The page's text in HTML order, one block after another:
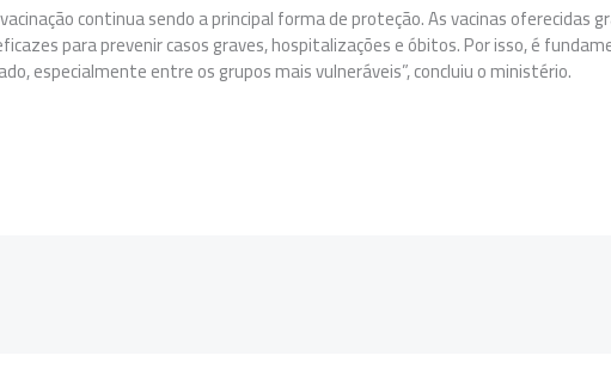
continua sendo a principal forma de proteção. As vacinas oferecidas
para prevenir casos graves, hospitalizações e óbitos. Por isso, é
especialmente entre os grupos mais vulneráveis”, concluiu o ministério.